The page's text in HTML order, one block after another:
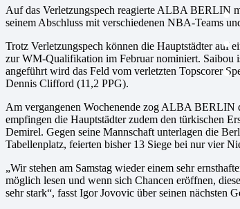
Auf das Verletzungspech reagierte ALBA BERLIN
seinem Abschluss mit verschiedenen NBA-Teams
Trotz Verletzungspech können die Hauptstädter
zur WM-Qualifikation im Februar nominiert. Saibou
angeführt wird das Feld vom verletzten Topscorer
Dennis Clifford (11,2 PPG).
Am vergangenen Wochenende zog ALBA BERLIN
empfingen die Hauptstädter zudem den türkischen
Demirel. Gegen seine Mannschaft unterlagen die
Tabellenplatz, feierten bisher 13 Siege bei nur vier
„Wir stehen am Samstag wieder einem sehr
möglich lesen und wenn sich Chancen eröffnen,
sehr stark“, fasst Igor Jovovic über seinen nächsten